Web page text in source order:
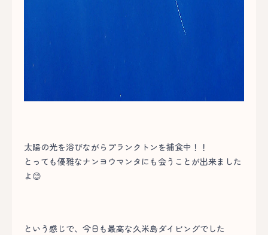
太陽の光を浴びながらプランクトンを捕食中！！
とっても優雅なナンヨウマンタにも会うことが出来ました
よ😊
という感じで、今日も最高な久米島ダイビングでした